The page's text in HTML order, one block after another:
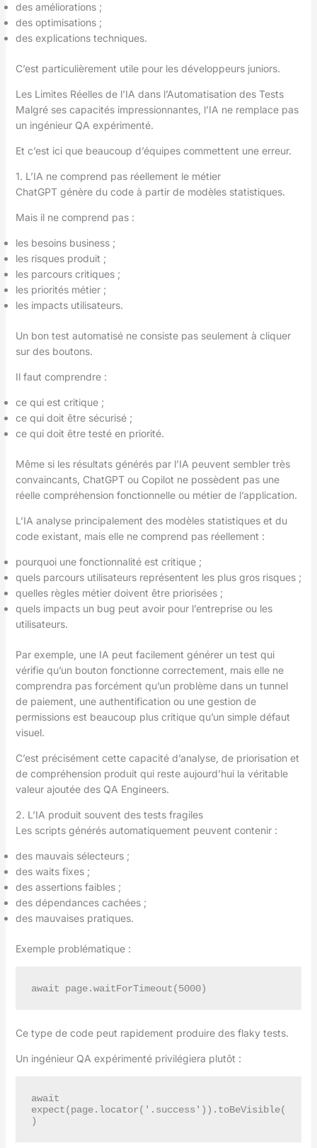
des améliorations ;
des optimisations ;
des explications techniques.
C’est particulièrement utile pour les développeurs juniors.
Les Limites Réelles de l’IA dans l’Automatisation des Tests
Malgré ses capacités impressionnantes, l’IA ne remplace pas
un ingénieur QA expérimenté.
Et c’est ici que beaucoup d’équipes commettent une erreur.
1. L’IA ne comprend pas réellement le métier
ChatGPT génère du code à partir de modèles statistiques.
Mais il ne comprend pas :
les besoins business ;
les risques produit ;
les parcours critiques ;
les priorités métier ;
les impacts utilisateurs.
Un bon test automatisé ne consiste pas seulement à cliquer
sur des boutons.
Il faut comprendre :
ce qui est critique ;
ce qui doit être sécurisé ;
ce qui doit être testé en priorité.
Même si les résultats générés par l’IA peuvent sembler très
convaincants, ChatGPT ou Copilot ne possèdent pas une
réelle compréhension fonctionnelle ou métier de l’application.
L’IA analyse principalement des modèles statistiques et du
code existant, mais elle ne comprend pas réellement :
pourquoi une fonctionnalité est critique ;
quels parcours utilisateurs représentent les plus gros risques ;
quelles règles métier doivent être priorisées ;
quels impacts un bug peut avoir pour l’entreprise ou les
utilisateurs.
Par exemple, une IA peut facilement générer un test qui
vérifie qu’un bouton fonctionne correctement, mais elle ne
comprendra pas forcément qu’un problème dans un tunnel
de paiement, une authentification ou une gestion de
permissions est beaucoup plus critique qu’un simple défaut
visuel.
C’est précisément cette capacité d’analyse, de priorisation et
de compréhension produit qui reste aujourd’hui la véritable
valeur ajoutée des QA Engineers.
2. L’IA produit souvent des tests fragiles
Les scripts générés automatiquement peuvent contenir :
des mauvais sélecteurs ;
des waits fixes ;
des assertions faibles ;
des dépendances cachées ;
des mauvaises pratiques.
Exemple problématique :
Ce type de code peut rapidement produire des flaky tests.
Un ingénieur QA expérimenté privilégiera plutôt :
await
expect(page.locator('.success')).toBeVisible(